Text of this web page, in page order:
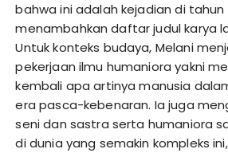
bahwa ini adalah kejadian di tahun
menambahkan daftar judul karya
Untuk konteks budaya, Melani
pekerjaan ilmu humaniora yakni
kembali apa artinya manusia
era pasca-kebenaran. Ia juga
seni dan sastra serta humaniora
di dunia yang semakin kompleks